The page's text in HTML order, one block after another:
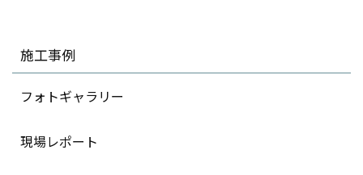
施工事例
フォトギャラリー
現場レポート